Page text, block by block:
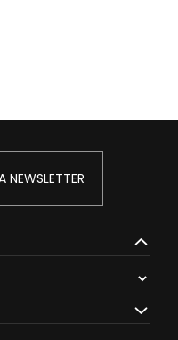
NEWSLETTER